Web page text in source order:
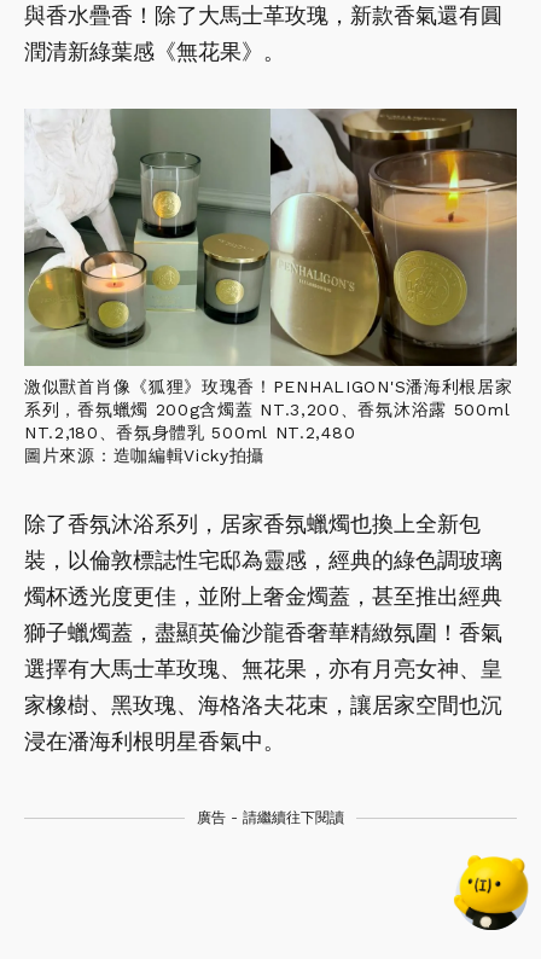
與香水疊香！除了大馬士革玫瑰，新款香氣還有圓
潤清新綠葉感《無花果》。
激似獸首肖像《狐狸》玫瑰香！PENHALIGON'S潘海利根居家
系列，香氛蠟燭 200g含燭蓋 NT.3,200、香氛沐浴露 500ml
NT.2,180、香氛身體乳 500ml NT.2,480
圖片來源：造咖編輯Vicky拍攝
除了香氛沐浴系列，居家香氛蠟燭也換上全新包
裝，以倫敦標誌性宅邸為靈感，經典的綠色調玻璃
燭杯透光度更佳，並附上奢金燭蓋，甚至推出經典
獅子蠟燭蓋，盡顯英倫沙龍香奢華精緻氛圍！香氣
選擇有大馬士革玫瑰、無花果，亦有月亮女神、皇
家橡樹、黑玫瑰、海格洛夫花束，讓居家空間也沉
浸在潘海利根明星香氣中。
廣告 - 請繼續往下閱讀